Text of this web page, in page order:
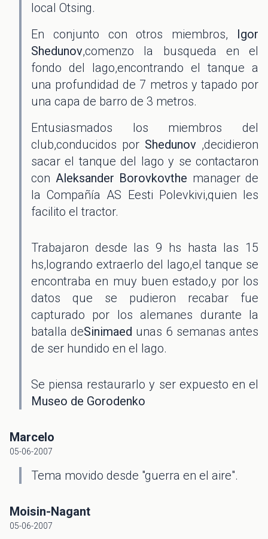
local Otsing.
En conjunto con otros miembros, Igor
Shedunov,comenzo la busqueda en el
fondo del lago,encontrando el tanque a
una profundidad de 7 metros y tapado por
una capa de barro de 3 metros.
Entusiasmados los miembros del
club,conducidos por Shedunov ,decidieron
sacar el tanque del lago y se contactaron
con Aleksander Borovkovthe manager de
la Compañía AS Eesti Polevkivi,quien les
facilito el tractor.
Trabajaron desde las 9 hs hasta las 15
hs,logrando extraerlo del lago,el tanque se
encontraba en muy buen estado,y por los
datos que se pudieron recabar fue
capturado por los alemanes durante la
batalla deSinimaed unas 6 semanas antes
de ser hundido en el lago.
Se piensa restaurarlo y ser expuesto en el
Museo de Gorodenko
Marcelo
05-06-2007
Tema movido desde "guerra en el aire".
Moisin-Nagant
05-06-2007